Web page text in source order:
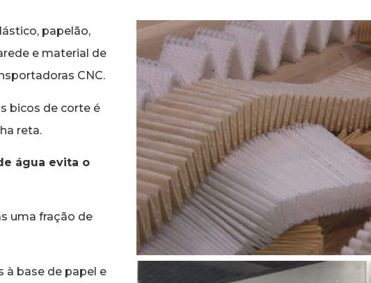
papelão,
e material de
CNC.
bicos de corte é
reta.
água evita o
uma fração de
à base de papel e